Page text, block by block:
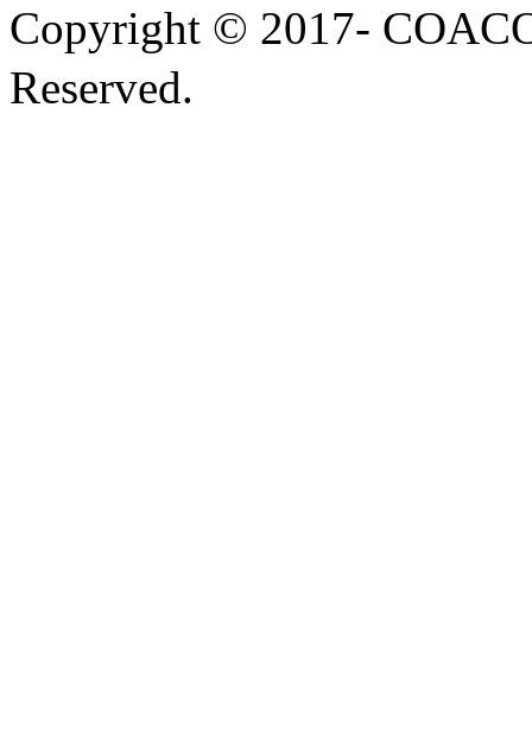
Copyright © 2017-
Reserved.